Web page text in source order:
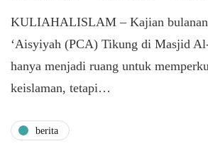
KULIAHALISLAM – Kajian bulanan
‘Aisyiyah (PCA) Tikung di Masjid
hanya menjadi ruang untuk
keislaman, tetapi…
berita